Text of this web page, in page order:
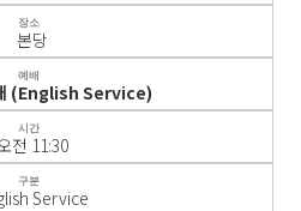
장소
본당
예배
(English Service)
시간
전 11:30
구분
Service